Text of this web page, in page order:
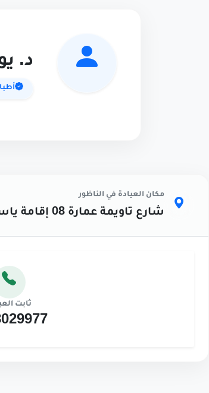
د.
مكان العيادة في الناظور
شارع تاويمة عمارة 08 إقامة ياسين الطابق الثاني رقم 4 قرب مسجد باصو
ثابت